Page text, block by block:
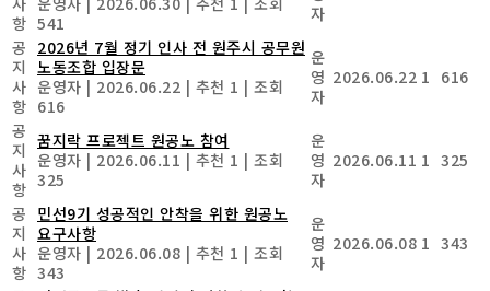
항 541
자
공
지
사
항
2026년 7월 정기 인사 전 원주시 공무원
노동조합 입장문
운영자 | 2026.06.22 | 추천 1 | 조회
616
운
영
자
2026.06.22 1 616
공
지
사
항
꿈지락 프로젝트 원공노 참여
운영자 | 2026.06.11 | 추천 1 | 조회
325
운
영
자
2026.06.11 1 325
공
지
사
항
민선9기 성공적인 안착을 위한 원공노
요구사항
운영자 | 2026.06.08 | 추천 1 | 조회
343
운
영
자
2026.06.08 1 343